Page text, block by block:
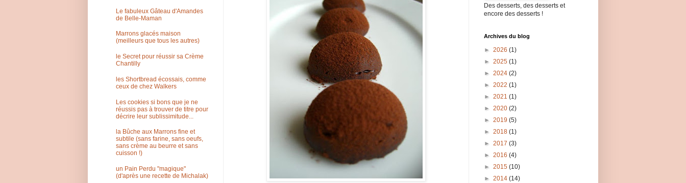
Le fabuleux Gâteau d'Amandes
de Belle-Maman
Marrons glacés maison
(meilleurs que tous les autres)
le Secret pour réussir sa Crème
Chantilly
les Shortbread écossais, comme
ceux de chez Walkers
Les cookies si bons que je ne
réussis pas à trouver de titre pour
décrire leur sublissimitude...
la Bûche aux Marrons fine et
subtile (sans farine, sans oeufs,
sans crème au beurre et sans
cuisson !)
un Pain Perdu "magique"
(d'après une recette de Michalak)
Des desserts, des desserts et
encore des desserts !
Archives du blog
► 2026 (1)
► 2025 (1)
► 2024 (2)
► 2022 (1)
► 2021 (1)
► 2020 (2)
► 2019 (5)
► 2018 (1)
► 2017 (3)
► 2016 (4)
► 2015 (10)
► 2014 (14)